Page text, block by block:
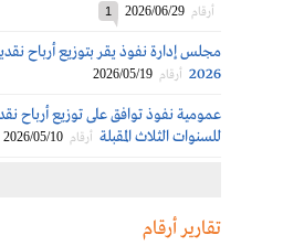
أرقام 2026/06/29
1
2026 أرقام 2026/05/19
للسنوات الثلاث المقبلة أرقام 2026/05/10
تقارير أرقام